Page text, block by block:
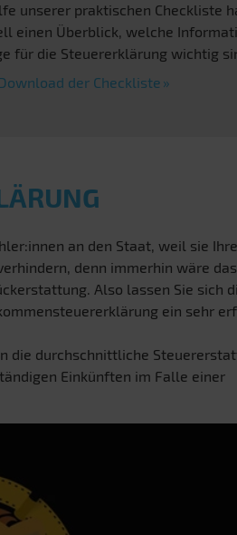
unserer praktischen Checkliste
einen Überblick, welche
für die Steuererklärung wichtig
der Checkliste
an den Staat, weil sie Ihre
denn immerhin wäre das
Also lassen Sie sich
ein sehr
die durchschnittliche
Einkünften im Falle einer